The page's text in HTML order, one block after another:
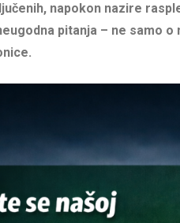
napokon nazire
pitanja – ne samo